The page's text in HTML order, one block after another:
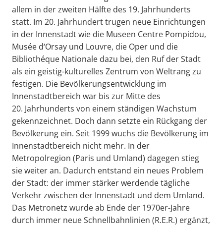
allem in der zweiten Hälfte des 19. Jahrhunderts
statt. Im 20. Jahrhundert trugen neue Einrichtungen
in der Innenstadt wie die Museen Centre Pompidou,
Musée d‘Orsay und Louvre, die Oper und die
Bibliothéque Nationale dazu bei, den Ruf der Stadt
als ein geistig-kulturelles Zentrum von Weltrang zu
festigen. Die Bevölkerungsentwicklung im
Innenstadtbereich war bis zur Mitte des
20. Jahrhunderts von einem ständigen Wachstum
gekennzeichnet. Doch dann setzte ein Rückgang der
Bevölkerung ein. Seit 1999 wuchs die Bevölkerung im
Innenstadtbereich nicht mehr. In der
Metropolregion (Paris und Umland) dagegen stieg
sie weiter an. Dadurch entstand ein neues Problem
der Stadt: der immer stärker werdende tägliche
Verkehr zwischen der Innenstadt und dem Umland.
Das Metronetz wurde ab Ende der 1970er-Jahre
durch immer neue Schnellbahnlinien (R.E.R.) ergänzt,